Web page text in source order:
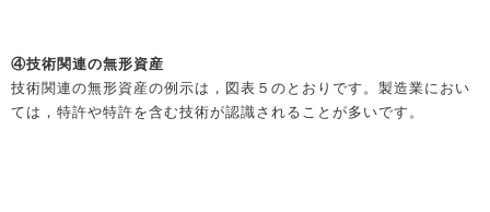
④技術関連の無形資産
技術関連の無形資産の例示は，図表５のとおりです。製造業におい
ては，特許や特許を含む技術が認識されることが多いです。